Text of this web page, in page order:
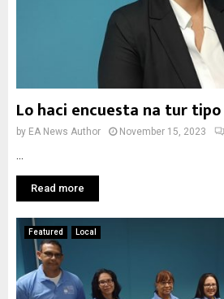
Lo haci encuesta na tur
by EA News Author November 15, 2023
Read more
Featured Local